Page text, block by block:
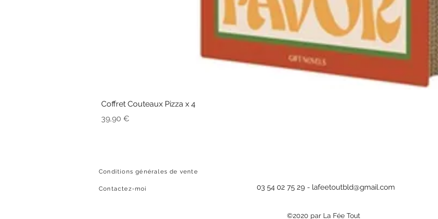
Coffret Couteaux Pizza x 4
Prix
39,90 €
Conditions générales de vente
Contactez-moi 03 54 02 75 29 - lafeetoutbld@gmail.com
©2020 par La Fée Tout